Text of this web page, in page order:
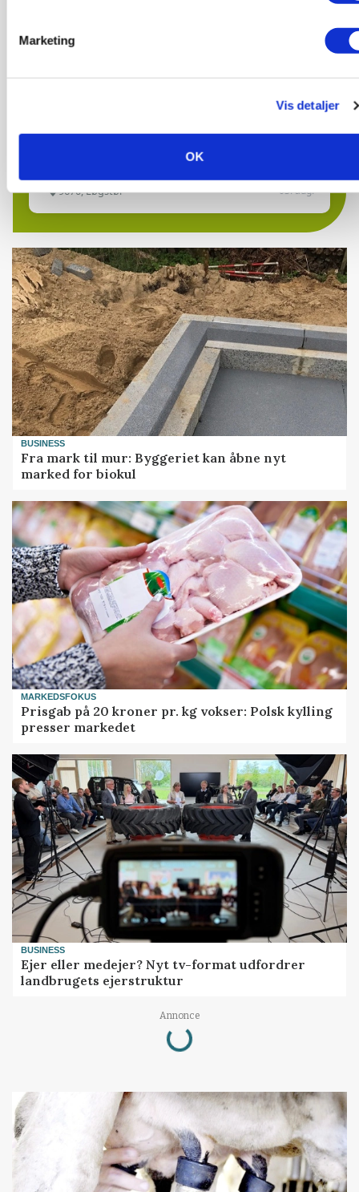
Marketing
Vis detaljer
OK
6392, Bolderslev
Klimastald
9670, Løgstør 03. aug.
BUSINESS
Fra mark til mur: Byggeriet kan åbne nyt
marked for biokul
MARKEDSFOKUS
Prisgab på 20 kroner pr. kg vokser: Polsk kylling
presser markedet
BUSINESS
Ejer eller medejer? Nyt tv-format udfordrer
landbrugets ejerstruktur
Annonce
Loading...